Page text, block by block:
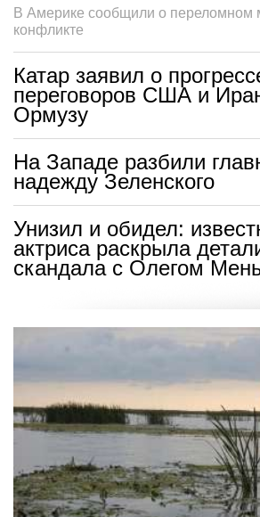
В Америке сообщили о переломном
конфликте
Катар заявил о
переговоров США и
Ормузу
На Западе разбили
надежду Зеленского
Унизил и обидел:
актриса раскрыла
скандала с Олегом